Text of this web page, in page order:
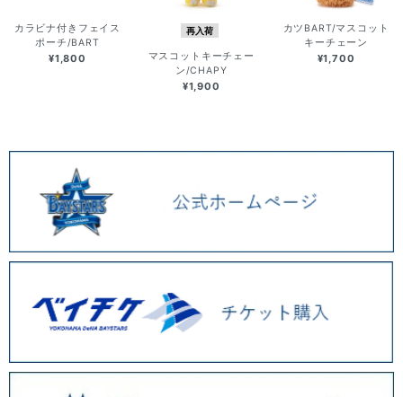
カラビナ付きフェイス
ポーチ/BART
¥1,800
再入荷
マスコットキーチェー
ン/CHAPY
¥1,900
カツBART/マスコット
キーチェーン
¥1,700